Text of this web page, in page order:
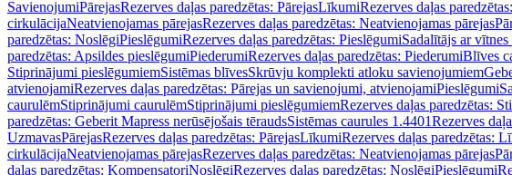
SavienojumiPārejasRezerves daļas paredzētas: PārejasLīkumiRezerves daļas
cirkulācijaNeatvienojamas pārejasRezerves daļas paredzētas: Neatvienojamas pārejas
paredzētas: NoslēgiPieslēgumiRezerves daļas paredzētas: PieslēgumiSadalītājs ar
paredzētas: Apsildes pieslēgumiPiederumiRezerves daļas paredzētas: PiederumiBlīves
Stiprinājumi pieslēgumiemSistēmas blīvesSkrūvju komplekti atloku savienojumiem
atvienojamiRezerves daļas paredzētas: Pārejas un savienojumi, atvienojamiPieslēgumi
caurulēmStiprinājumi caurulēmStiprinājumi pieslēgumiemRezerves daļas paredzētas:
paredzētas: Geberit Mapress nerūsējošais tēraudsSistēmas caurules 1.4401Rezerves
UzmavasPārejasRezerves daļas paredzētas: PārejasLīkumiRezerves daļas paredzētas:
cirkulācijaNeatvienojamas pārejasRezerves daļas paredzētas: Neatvienojamas pārejas
daļas paredzētas: KompensatoriNoslēgiRezerves daļas paredzētas: NoslēgiPieslēgumi